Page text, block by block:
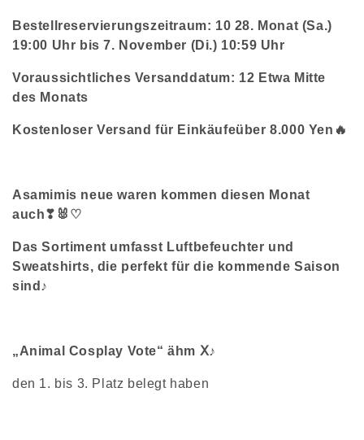
t
e
g
r
i
:
Bestellreservierungszeitraum: 10 28. Monat (Sa.)
19:00 Uhr bis 7. November (Di.) 10:59 Uhr
Voraussichtliches Versanddatum: 12 Etwa Mitte
des Monats
Kostenloser Versand für Einkäufeüber 8.000 Yen🔥
Asamimis neue waren kommen diesen Monat
auch❣🐰♡
Das Sortiment umfasst Luftbefeuchter und
Sweatshirts, die perfekt für die kommende Saison
sind♪
„Animal Cosplay Vote“ ähm Ⅹ♪
den 1. bis 3. Platz belegt haben